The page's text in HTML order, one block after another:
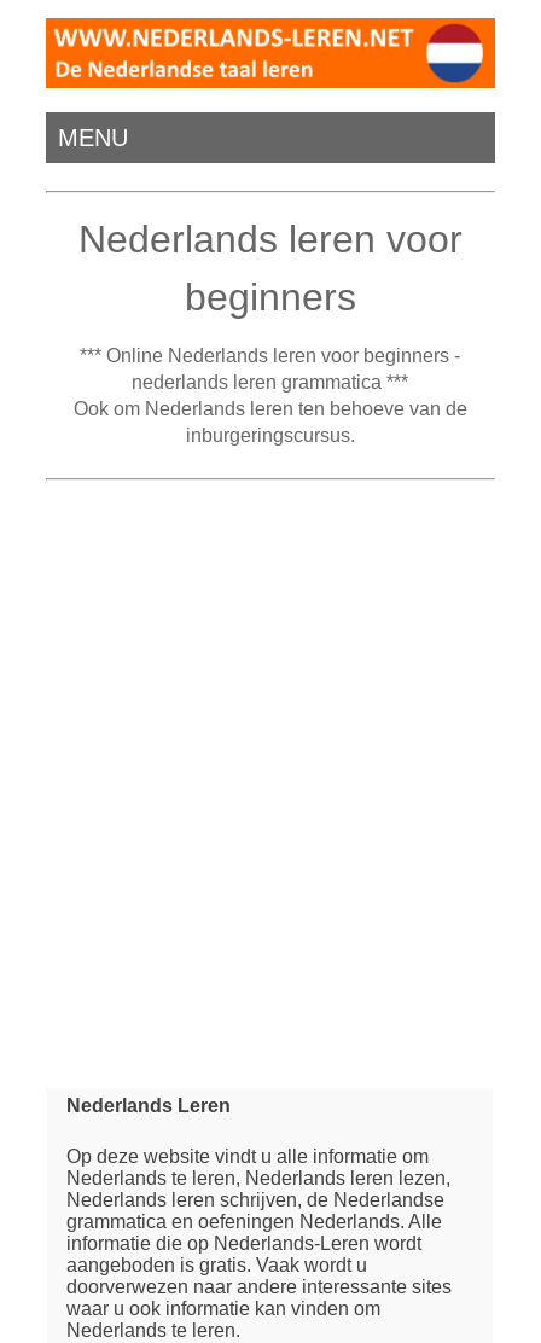
MENU
Nederlands leren voor
beginners
*** Online Nederlands leren voor beginners -
nederlands leren grammatica ***
Ook om Nederlands leren ten behoeve van de
inburgeringscursus.
Nederlands Leren
Op deze website vindt u alle informatie om
Nederlands te leren, Nederlands leren lezen,
Nederlands leren schrijven, de Nederlandse
grammatica en oefeningen Nederlands. Alle
informatie die op Nederlands-Leren wordt
aangeboden is gratis. Vaak wordt u
doorverwezen naar andere interessante sites
waar u ook informatie kan vinden om
Nederlands te leren.